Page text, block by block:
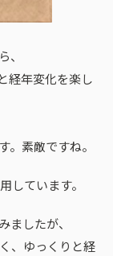
経年変化を楽し
。素敵ですね。
しています。
したが、
、ゆっくりと経